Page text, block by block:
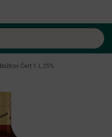
Božkov Čert 1 L 25%